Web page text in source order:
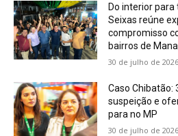
Do interior
Seixas reúne
compromisso
bairros de
30 de julho de 2026
Caso Chibatão:
suspeição e
para no MP
30 de julho de 2026